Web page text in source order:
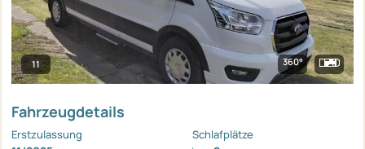
11 360°
Fahrzeugdetails
Erstzulassung Schlafplätze